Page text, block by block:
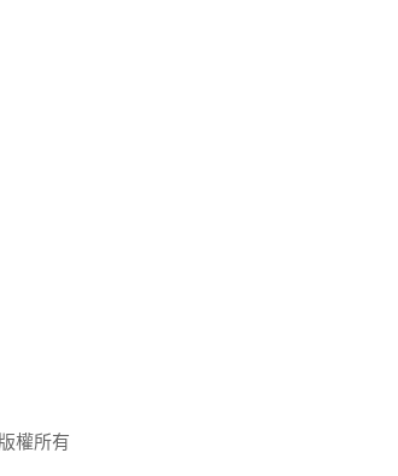
權所有